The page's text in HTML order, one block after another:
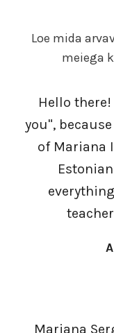
Loe mida
meiega
Hello
you",
of Mariana
Mariana